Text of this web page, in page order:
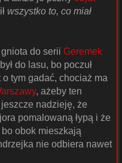
wszystko to, co miał
do serii Geremek
do lasu, bo poczuł
tym gadać, chociaż ma
, ażeby ten
jeszcze nadzieję, że
pomalowaną łypą i że
obok mieszkają
nie odbiera nawet